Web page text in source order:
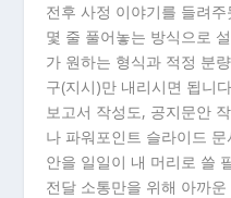
전후 사정 이야기를 들려
몇 줄 풀어놓는 방식으로
가 원하는 형식과 적정 분
구(지시)만 내리시면 됩니
보고서 작성도, 공지문안
나 파워포인트 슬라이드
안을 일일이 내 머리로 쓸
전달 소통만을 위해 아까